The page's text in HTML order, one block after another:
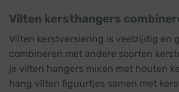
Vilten kersthangers
Vilten kerstversiering is veelzijdig en
combineren met andere soorten
je vilten hangers mixen met houten
hang vilten figuurtjes samen met